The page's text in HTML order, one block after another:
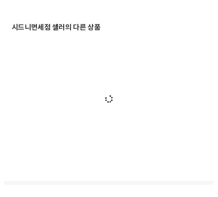
시드니면세점 셀러의 다른 상품